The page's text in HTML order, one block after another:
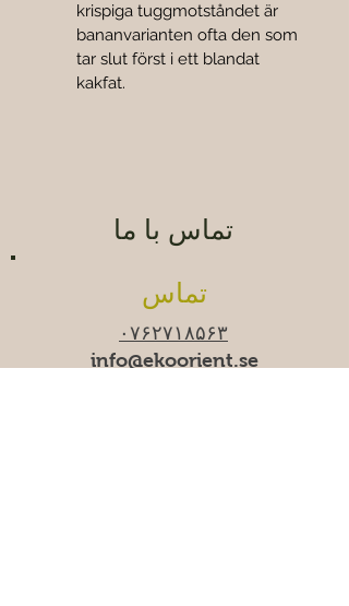
krispiga tuggmotståndet är
bananvarianten ofta den som
tar slut först i ett blandat
kakfat.
تماس با ما
تماس
۰۷۶۲۷۱۸۵۶۳
info@ekoorient.se​​